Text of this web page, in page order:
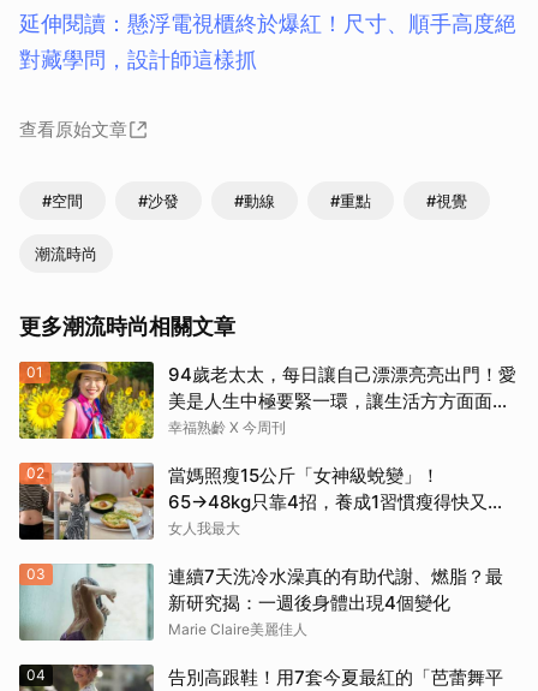
延伸閱讀：懸浮電視櫃終於爆紅！尺寸、順手高度絕
對藏學問，設計師這樣抓
查看原始文章
#空間 #沙發 #動線 #重點 #視覺
潮流時尚
更多潮流時尚相關文章
01
94歲老太太，每日讓自己漂漂亮亮出門！愛
美是人生中極要緊一環，讓生活方方面面，
更加豐富有樂趣
幸福熟齡 X 今周刊
02
當媽照瘦15公斤「女神級蛻變」！
65→48kg只靠4招，養成1習慣瘦得快又不
復胖
女人我最大
03
連續7天洗冷水澡真的有助代謝、燃脂？最
新研究揭：一週後身體出現4個變化
Marie Claire美麗佳人
04
告別高跟鞋！用7套今夏最紅的「芭蕾舞平